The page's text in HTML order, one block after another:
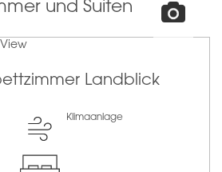
und Suiten
Landblick
Klimaanlage